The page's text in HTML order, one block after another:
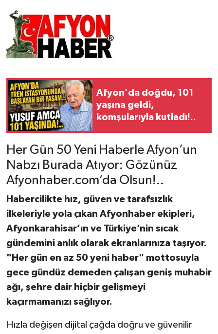
Afyon'da doğdu, 101
yaşına geldi,
komşularıyla kutladı!..
Her Gün 50 Yeni Haberle Afyon’un
Nabzı Burada Atıyor: Gözünüz
Afyonhaber.com’da Olsun!..
Habercilikte hız, güven ve tarafsızlık
ilkeleriyle yola çıkan Afyonhaber ekipleri,
Afyonkarahisar’ın ve Türkiye’nin sıcak
gündemini anlık olarak ekranlarınıza taşıyor.
"Her gün en az 50 yeni haber" mottosuyla
gece gündüz demeden çalışan geniş muhabir
ağı, şehre dair hiçbir gelişmeyi
kaçırmamanızı sağlıyor.
Hızla değişen dijital çağda doğru ve güvenilir